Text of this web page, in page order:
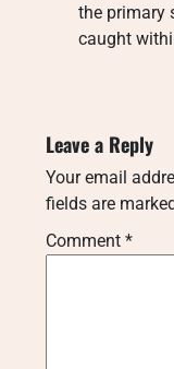
the primary
caught
Leave a Reply
Your email
fields are
Comment *